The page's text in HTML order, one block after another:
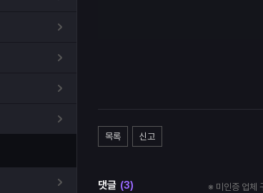
목록 신고
댓글 (3) ※ 미인증 업체